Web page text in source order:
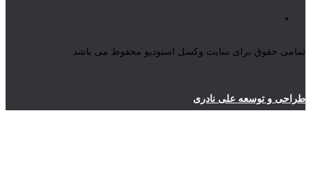
تمامی حقوق برای سایت وکسل استودیو محفوظ می باشد.
طراحی و توسعه علی نادری